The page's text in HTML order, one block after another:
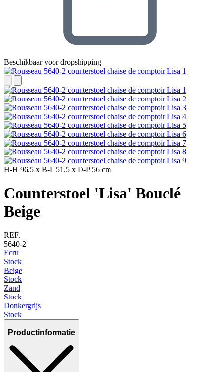
Beschikbaar voor dropshipping
H-H 96.5 x B-L 51.5 x D-P56 cm
Counterstoel 'Lisa' Bouclé
Beige
REF.
5640-2
Ecru
Stock
Beige
Stock
Zand
Stock
Donkergrijs
Stock
Productinformatie